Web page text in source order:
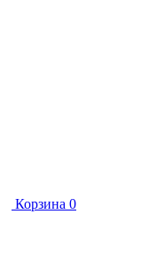
Корзина 0